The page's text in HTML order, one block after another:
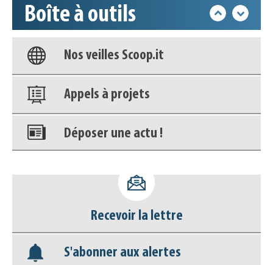
Boîte à outils
Base documentaire
Nos veilles Scoop.it
Appels à projets
Déposer une actu !
déconnecter)
Base documentaire
Nos veilles Scoop.it
Recevoir la lettre
S'abonner aux alertes